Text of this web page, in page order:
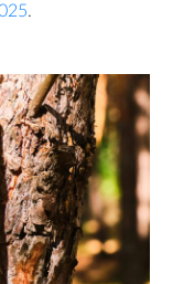
.